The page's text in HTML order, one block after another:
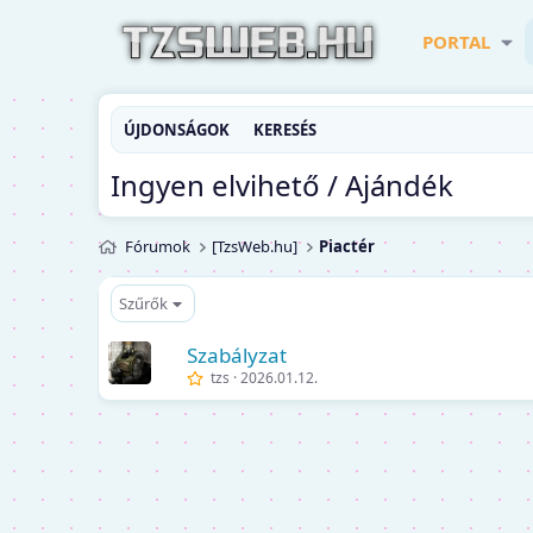
PORTAL
ÚJDONSÁGOK KERESÉS
Ingyen elvihető / Ajándék
Fórumok [TzsWeb.hu] Piactér
Szűrők
Szabályzat
tzs 2026.01.12.